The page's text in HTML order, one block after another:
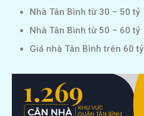
Nhà Tân Bình từ 30 – 50 tỷ
Nhà Tân Bình từ 50 – 60 tỷ
Giá nhà Tân Bình trên 60 tỷ